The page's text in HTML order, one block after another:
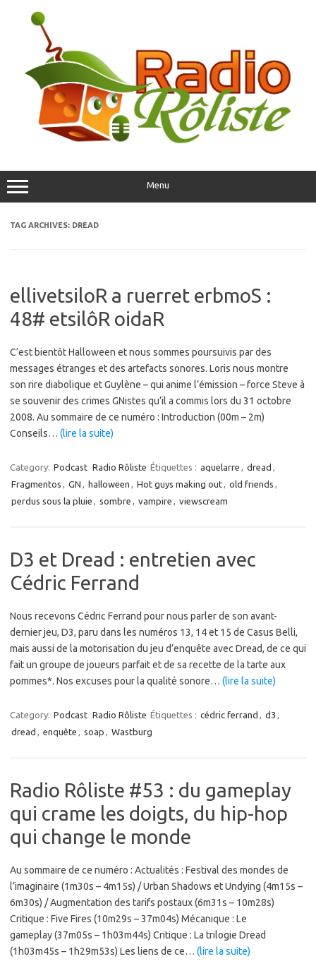
content
Menu
TAG ARCHIVES: DREAD
ellivetsiloR a ruerret erbmoS :
48# etsilôR oidaR
C’est bientôt Halloween et nous sommes poursuivis par des
messages étranges et des artefacts sonores. Loris nous montre
son rire diabolique et Guylène – qui anime l’émission – force Steve à
se souvenir des crimes GNistes qu’il a commis lors du 31 octobre
2008. Au sommaire de ce numéro : Introduction (00m – 2m)
Conseils… (lire la suite)
Category: Podcast Radio Rôliste Étiquettes : aquelarre , dread ,
Fragmentos , GN , halloween , Hot guys making out, old friends ,
perdus sous la pluie , sombre , vampire , viewscream
D3 et Dread : entretien avec
Cédric Ferrand
Nous recevons Cédric Ferrand pour nous parler de son avant-
dernier jeu, D3, paru dans les numéros 13, 14 et 15 de Casus Belli,
mais aussi de la motorisation du jeu d’enquête avec Dread, de ce qui
fait un groupe de joueurs parfait et de sa recette de la tarte aux
pommes*. Nos excuses pour la qualité sonore… (lire la suite)
Category: Podcast Radio Rôliste Étiquettes : cédric ferrand , d3 ,
dread , enquête , soap , Wastburg
Radio Rôliste #53 : du gameplay
qui crame les doigts, du hip-hop
qui change le monde
Au sommaire de ce numéro : Actualités : Festival des mondes de
l’imaginaire (1m30s – 4m15s) / Urban Shadows et Undying (4m15s –
6m30s) / Augmentation des tarifs postaux (6m31s – 10m28s)
Critique : Five Fires (10m29s – 37m04s) Mécanique : Le
gameplay (37m05s – 1h03m44s) Critique : La trilogie Dread
(1h03m45s – 1h29m53s) Les liens de ce… (lire la suite)